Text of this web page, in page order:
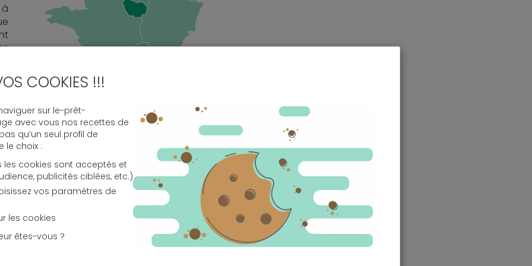
COOKIES !!!
sur le-prêt-
avec vous nos recettes de
qu’un seul profil de
le choix :
les cookies sont acceptés et
publicités ciblées, etc.)
vos paramètres de
les cookies
êtes-vous ?